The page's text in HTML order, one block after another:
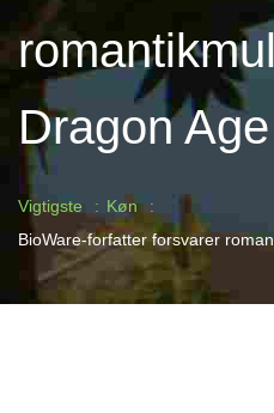
Dragon
Vigtigste
Køn
BioWare-forfatter forsvarer